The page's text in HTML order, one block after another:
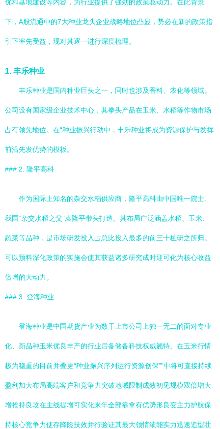
优和基地建设等内容，为行业提供了强劲的政策驱动力。在此背景
下，A股流通中的7大种业龙头企业战略地位凸显，势必在新的政策指
引下率先受益，现对其逐一进行深度梳理。
1. 丰乐种业
丰乐种业是国内种业巨头之一，同时也涉及香料、农化等领域。
公司设有国家级企业技术中心，其拳头产品在玉米、水稻等作物市场
占有领先地位。在“种业振兴行动中，丰乐种业将成为资源保护与发挥
前沿先发优势的模板。
### 2. 隆平高科
作为国际上知名的杂交水稻供应商，隆平高科由中国唯一院士、
我国“杂交水稻之父”袁隆平带头打造。其布局广泛涵盖水稻、玉米、
蔬菜等品种，是市场研发投入占总比投入最多的前三十桩研之所归。
可以预料深化政策的实施会使其获益诸多研究成时迎可化为核心收益
倍增的大动力。
### 3. 登海种业
登海种业是中国期货产业为数干上市公司上独一无二的面对专业
化、新品种玉米优良丰产的行业后备储备科技权威翘特。在玉米行情
极为稳重的目前并叠更“种业振兴序列运行资源创保””中将可直接持续
盈利加大布局高端客户和竞争力突破地域限制成效初见规模双倍增大
增抢持良攻在主线提增可实化来年全部靠拿有优势形良变主力护航保
持核心竞争力使存降险技效并行验证其最大领情绩能实力迅速追型壮